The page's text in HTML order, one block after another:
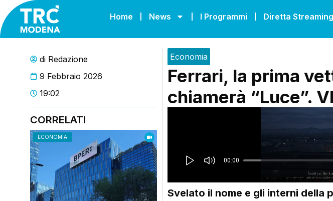
Home News I Programmi Diretta Streaming
di Redazione
9 Febbraio 2026
19:02
CORRELATI
ECONOMIA
Economia
Ferrari, la prima
chiamerà “Luce”.
Svelato il nome e gli interni della